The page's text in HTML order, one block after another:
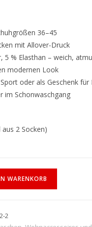
36–45
mit Allover-Druck
5 % Elasthan – weich,
modernen Look
oder als Geschenk für
im Schonwaschgang
2 Socken)
WARENKORB
2